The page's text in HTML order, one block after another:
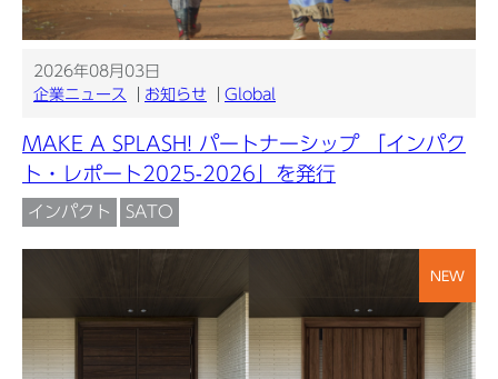
2026年08月03日
企業ニュース
お知らせ Global
MAKE A SPLASH! パートナーシップ 「インパク
ト・レポート2025-2026」を発行
インパクト SATO
NEW